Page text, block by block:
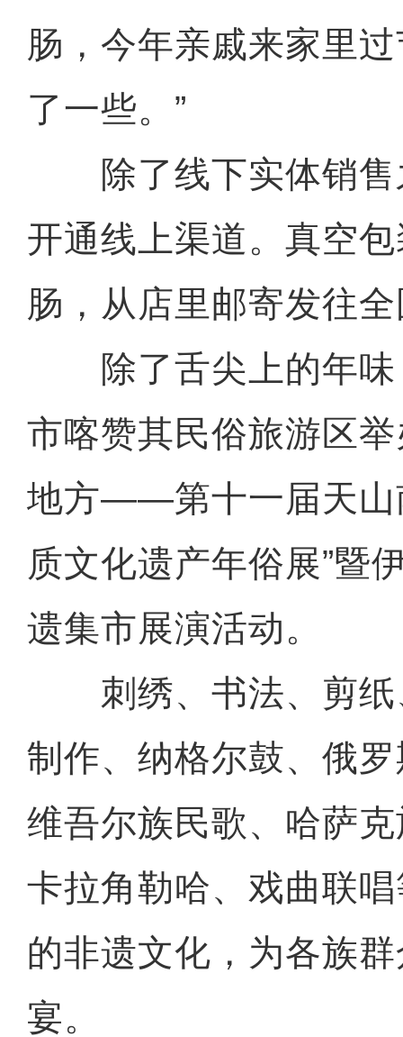
肠，今年亲戚来家里
了一些。”
除了线下实体销售
开通线上渠道。真空
肠，从店里邮寄发往
除了舌尖上的年味
市喀赞其民俗旅游区
地方——第十一届天山
质文化遗产年俗展”暨
遗集市展演活动。
刺绣、书法、剪纸
制作、纳格尔鼓、俄
维吾尔族民歌、哈萨
卡拉角勒哈、戏曲联
的非遗文化，为各族
宴。